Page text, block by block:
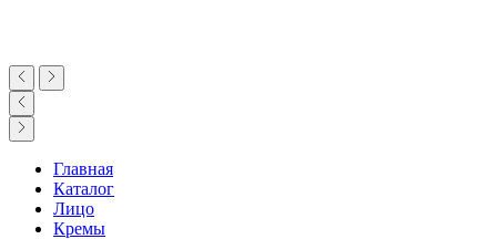
Главная
Каталог
Лицо
Кремы